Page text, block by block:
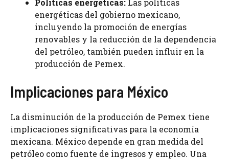
Políticas energéticas: Las políticas
energéticas del gobierno mexicano,
incluyendo la promoción de energías
renovables y la reducción de la dependencia
del petróleo, también pueden influir en la
producción de Pemex.
Implicaciones para México
La disminución de la producción de Pemex tiene
implicaciones significativas para la economía
mexicana. México depende en gran medida del
petróleo como fuente de ingresos y empleo. Una